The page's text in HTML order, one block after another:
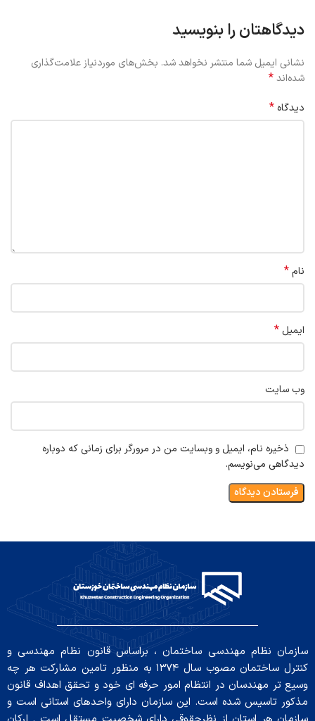
دیدگاهتان را بنویسید
نشانی ایمیل شما منتشر نخواهد شد. بخش‌های موردنیاز علامت‌گذاری
شده‌اند*
دیدگاه *
نام*
ایمیل *
وب‌ سایت
ذخیره نام، ایمیل و وبسایت من در مرورگر برای زمانی که دوباره
دیدگاهی می‌نویسم.
سازمان نظام مهندسی ساختمان ، براساس قانون نظام مهندسی و
کنترل ساختمان مصوب سال ۱۳۷۴ به منظور تامین مشارکت هر چه
وسیع تر مهندسان در انتظام امور حرفه ای خود و تحقق اهداف قانون
مذکور تاسیس شده است. این سازمان دارای واحدهای استانی است و